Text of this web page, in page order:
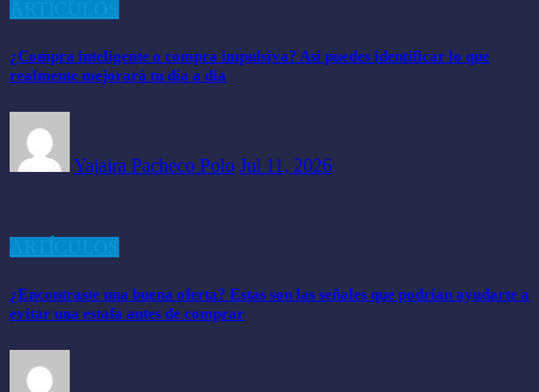
¿Compra inteligente o compra impulsiva? Así puedes identificar lo que
realmente mejorará tu día a día
Yajaira Pacheco Polo Jul 11, 2026
¿Encontraste una buena oferta? Estas son las señales que podrían ayudarte a
evitar una estafa antes de comprar